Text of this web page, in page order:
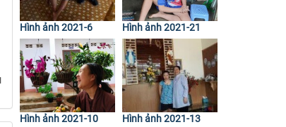
Hình ảnh 2021-6 Hình ảnh 2021-21
Hình ảnh 2021-10 Hình ảnh 2021-13